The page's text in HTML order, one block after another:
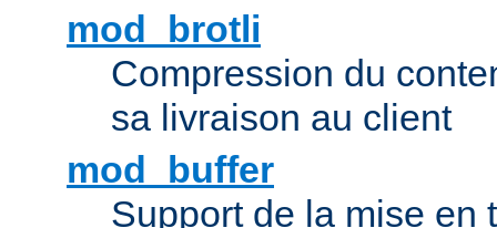
mod_brotli
Compression du
sa livraison au client
mod_buffer
Support de la mise en